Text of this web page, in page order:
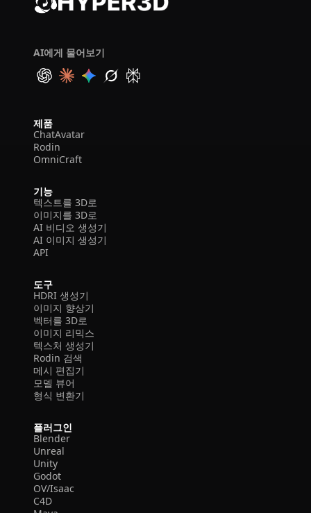
AI에게 물어보기
제품
ChatAvatar
Rodin
OmniCraft
기능
텍스트를 3D로
이미지를 3D로
AI 비디오 생성기
AI 이미지 생성기
API
도구
HDRI 생성기
이미지 향상기
벡터를 3D로
이미지 리믹스
텍스처 생성기
Rodin 검색
메시 편집기
모델 뷰어
형식 변환기
플러그인
Blender
Unreal
Unity
Godot
OV/Isaac
C4D